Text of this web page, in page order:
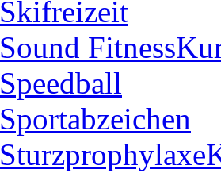
Skifreizeit
Sound Fitness
Speedball
Sportabzeichen
Sturzprophylaxe